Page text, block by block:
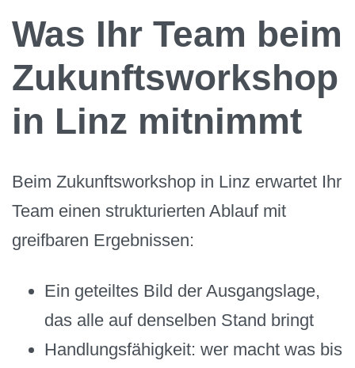
Was Ihr Team beim
Zukunftsworkshop
in Linz mitnimmt
Beim Zukunftsworkshop in Linz erwartet Ihr
Team einen strukturierten Ablauf mit
greifbaren Ergebnissen:
Ein geteiltes Bild der Ausgangslage,
das alle auf denselben Stand bringt
Handlungsfähigkeit: wer macht was bis